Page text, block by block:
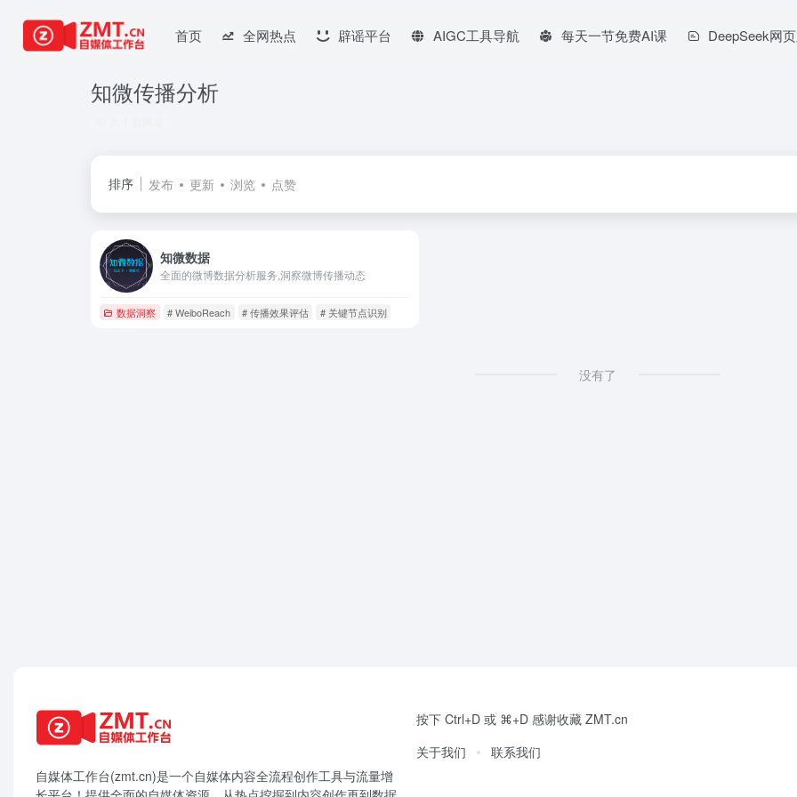
首页 全网热点 辟谣平台 AIGC工具导航 每天一节免费AI课 DeepSeek网
知微传播分析
排序 发布 更新 浏览 点赞
知微数据
全面的微博数据分析服务,洞察微博传播动态
数据洞察 # WeiboReach # 传播效果评估 # 关键节点识别
没有了
自媒体工作台(zmt.cn)是一个自媒体内容全流程创作工具与流量增
按下 Ctrl+D 或 ⌘+D 感谢收藏 ZMT.cn
关于我们
联系我们